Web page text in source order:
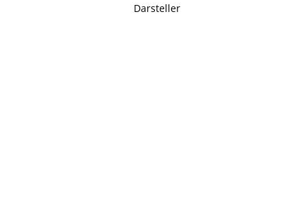
Darsteller